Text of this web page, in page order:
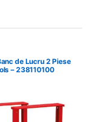
de Lucru 2 Piese
– 238110100